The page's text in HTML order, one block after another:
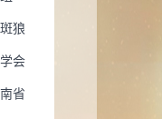
狼
会
省